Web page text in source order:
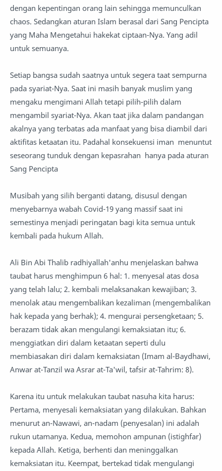
dengan kepentingan orang lain sehingga memunculkan
chaos. Sedangkan aturan Islam berasal dari Sang Pencipta
yang Maha Mengetahui hakekat ciptaan-Nya. Yang adil
untuk semuanya.
Setiap bangsa sudah saatnya untuk segera taat sempurna
pada syariat-Nya. Saat ini masih banyak muslim yang
mengaku mengimani Allah tetapi pilih-pilih dalam
mengambil syariat-Nya. Akan taat jika dalam pandangan
akalnya yang terbatas ada manfaat yang bisa diambil dari
aktifitas ketaatan itu. Padahal konsekuensi iman menuntut
seseorang tunduk dengan kepasrahan hanya pada aturan
Sang Pencipta
Musibah yang silih berganti datang, disusul dengan
menyebarnya wabah Covid-19 yang massif saat ini
semestinya menjadi peringatan bagi kita semua untuk
kembali pada hukum Allah.
Ali Bin Abi Thalib radhiyallah'anhu menjelaskan bahwa
taubat harus menghimpun 6 hal: 1. menyesal atas dosa
yang telah lalu; 2. kembali melaksanakan kewajiban; 3.
menolak atau mengembalikan kezaliman (mengembalikan
hak kepada yang berhak); 4. mengurai persengketaan; 5.
berazam tidak akan mengulangi kemaksiatan itu; 6.
menggiatkan diri dalam ketaatan seperti dulu
membiasakan diri dalam kemaksiatan (Imam al-Baydhawi,
Anwar at-Tanzil wa Asrar at-Ta'wil, tafsir at-Tahrim: 8).
Karena itu untuk melakukan taubat nasuha kita harus:
Pertama, menyesali kemaksiatan yang dilakukan. Bahkan
menurut an-Nawawi, an-nadam (penyesalan) ini adalah
rukun utamanya. Kedua, memohon ampunan (istighfar)
kepada Allah. Ketiga, berhenti dan meninggalkan
kemaksiatan itu. Keempat, bertekad tidak mengulangi